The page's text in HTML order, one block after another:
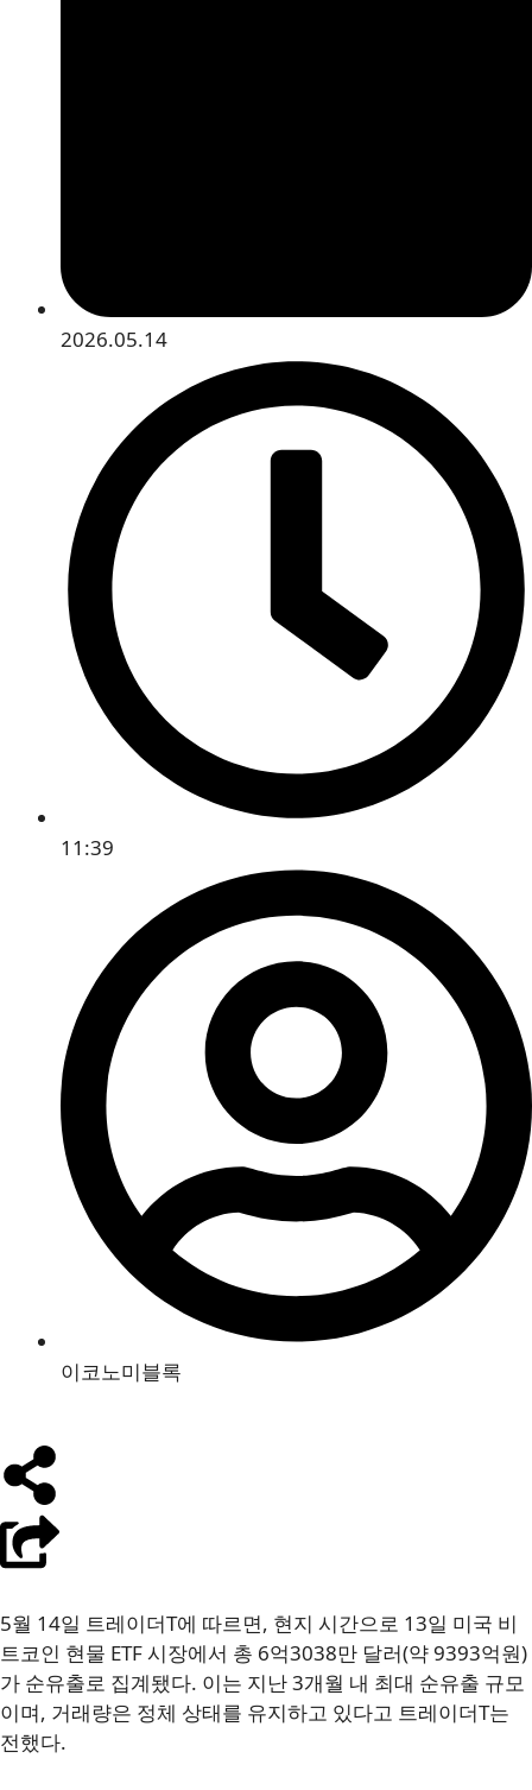
2026.05.14
11:39
이코노미블록
5월 14일 트레이더T에 따르면, 현지 시간으로 13일 미국 비
트코인 현물 ETF 시장에서 총 6억3038만 달러(약 9393억원)
가 순유출로 집계됐다. 이는 지난 3개월 내 최대 순유출 규모
이며, 거래량은 정체 상태를 유지하고 있다고 트레이더T는
전했다.